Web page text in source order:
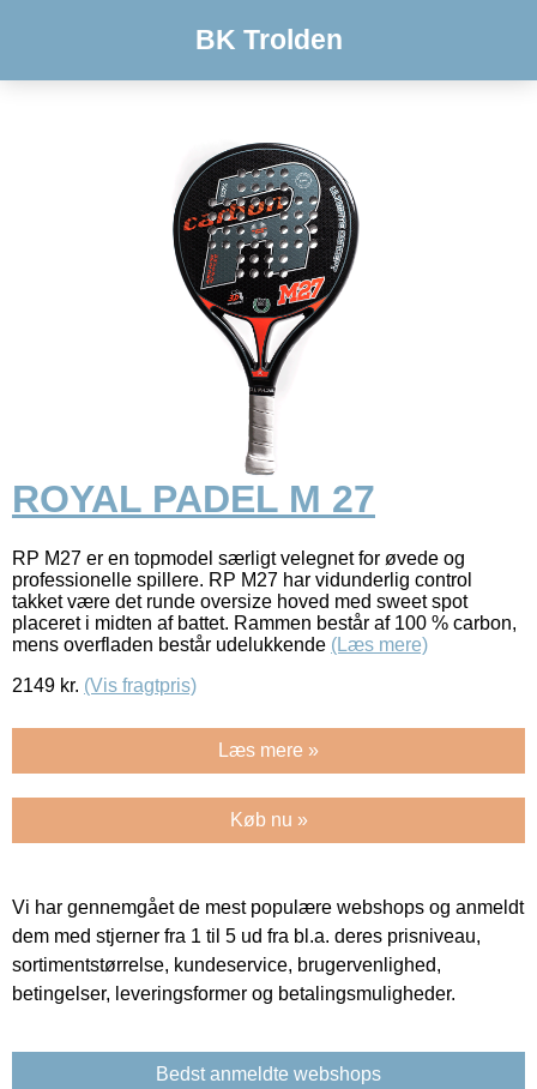
BK Trolden
ROYAL PADEL M 27
RP M27 er en topmodel særligt velegnet for øvede og
professionelle spillere. RP M27 har vidunderlig control
takket være det runde oversize hoved med sweet spot
placeret i midten af battet. Rammen består af 100 % carbon,
mens overfladen består udelukkende (Læs mere)
2149 kr. (Vis fragtpris)
Læs mere »
Køb nu »
Vi har gennemgået de mest populære webshops og anmeldt
dem med stjerner fra 1 til 5 ud fra bl.a. deres prisniveau,
sortimentstørrelse, kundeservice, brugervenlighed,
betingelser, leveringsformer og betalingsmuligheder.
Bedst anmeldte webshops